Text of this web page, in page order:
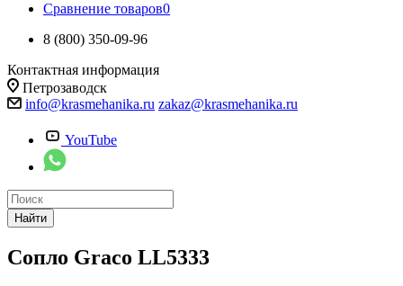
Сравнение товаров0
8 (800) 350-09-96
Контактная информация
Петрозаводск
info@krasmehanika.ru zakaz@krasmehanika.ru
YouTube
Найти
Сопло Graco LL5333